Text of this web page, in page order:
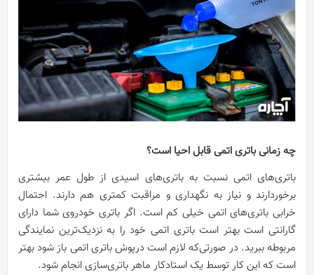
چه زمانی باتری اتمی قابل احیا است؟
باتری‌های اتمی نسبت به باتری‌های اسیدی از طول عمر بیشتری
برخوردارند و نیاز به نگهداری و مراقبت کمتری هم دارند. احتمال
خرابی باتری‌های اتمی خیلی کم است. اگر باتری خودروی شما دارای
گارانتی است بهتر است باتری اتمی خود را به نزدیک‌ترین نمایندگی
مربوطه ببرید. در صورتی‌که لازم است درپوش باتری اتمی باز شود بهتر
است که این کار توسط یک استادکار ماهر باتری‌سازی انجام شود.